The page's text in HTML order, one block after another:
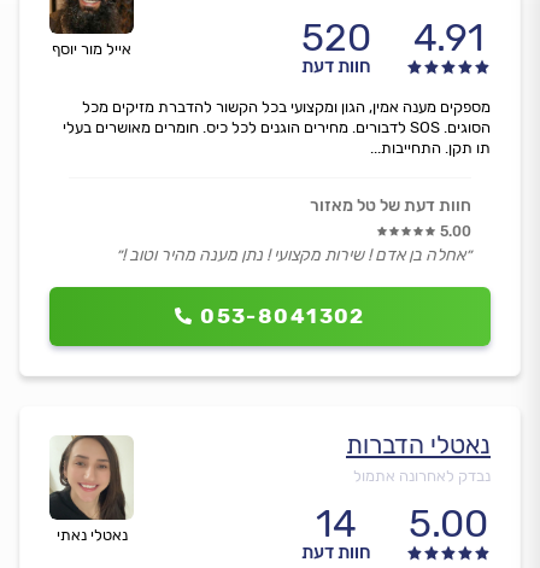
אייל מור יוסף 4.91
520
חוות דעת
053-8041302
מספקים מענה אמין, הגון ומקצועי בכל הקשור להדברת מזיקים מכל
הסוגים. SOS לדבורים. מחירים הוגנים לכל כיס. חומרים מאושרים בעלי
תו תקן. התחייבות...
חוות דעת של טל מאזור
5.00
״אחלה בן אדם ! שירות מקצועי ! נתן מענה מהיר וטוב !״
נאטלי נאתי
נאטלי הדברות
נבדק לאחרונה אתמול
5.00
14
חוות דעת